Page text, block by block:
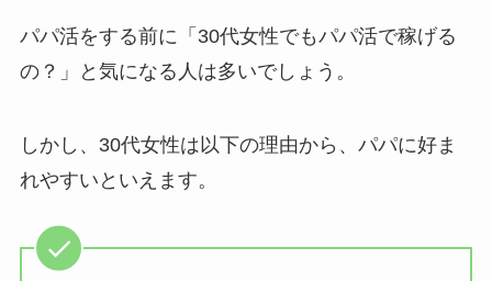
パパ活をする前に「30代女性でもパパ活で稼げる
の？」と気になる人は多いでしょう。
しかし、30代女性は以下の理由から、パパに好ま
れやすいといえます。